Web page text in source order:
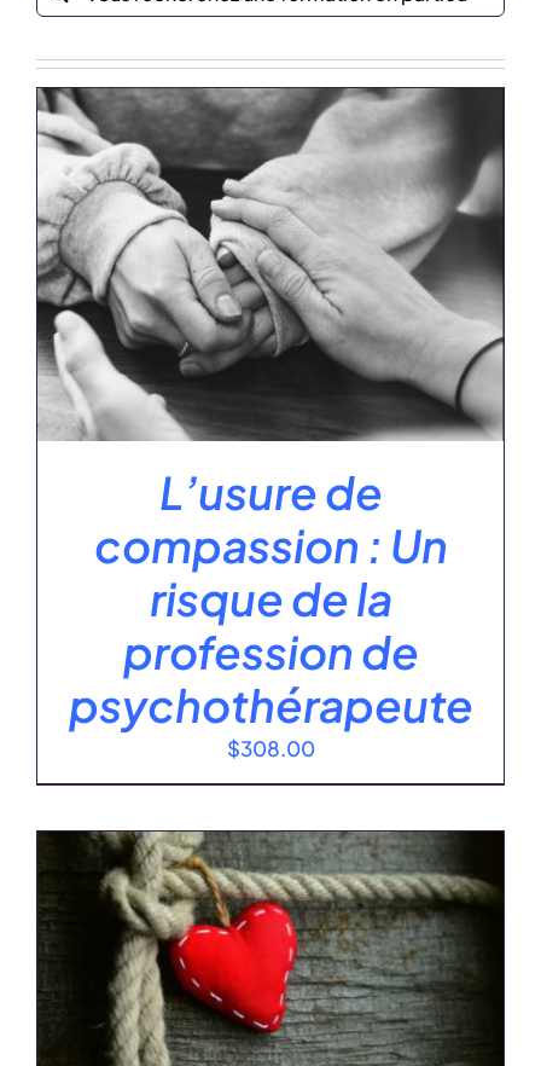
sur
site
:
L’usure de
compassion : Un
risque de la
profession de
psychothérapeute
$308.00